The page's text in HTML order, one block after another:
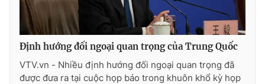
Định hướng đối ngoại quan trọng của Trung Quốc
VTV.vn - Nhiều định hướng đối ngoại quan trọng đã
được đưa ra tại cuộc họp báo trong khuôn khổ kỳ họp